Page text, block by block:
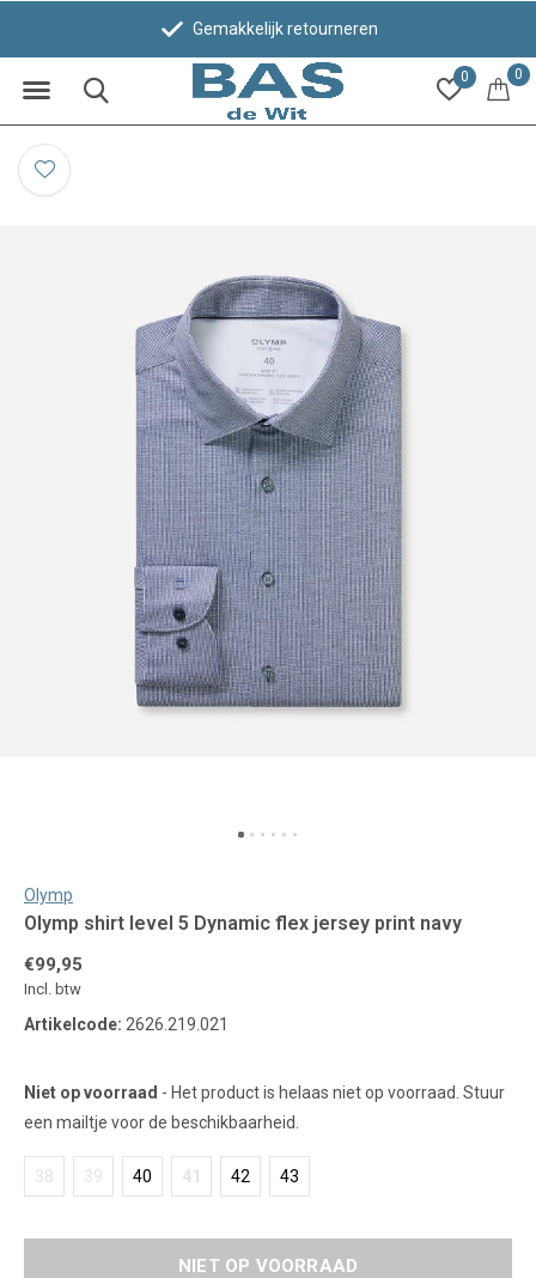
0 0
Gemakkelijk retourneren
Olymp
Olymp shirt level 5 Dynamic flex jersey print navy
€99,95
Incl. btw
Artikelcode: 2626.219.021
Niet op voorraad - Het product is helaas niet op voorraad. Stuur
een mailtje voor de beschikbaarheid.
38 39 40 41 42 43
NIET OP VOORRAAD